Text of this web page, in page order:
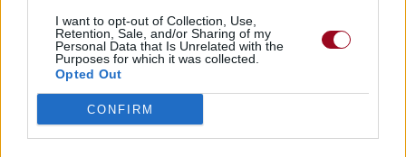
I want to opt-out of Collection, Use,
Retention, Sale, and/or Sharing of my
Personal Data that Is Unrelated with the
Purposes for which it was collected.
Opted Out
CONFIRM
Télécharger légalement les MP3 ou trouver le CD sur
Trouver des vinyles et des CD sur
Trouver un instrument de musique ou une partition au
meilleur prix sur